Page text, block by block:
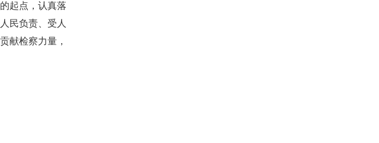
起点，认真落
民负责、受人
献检察力量，